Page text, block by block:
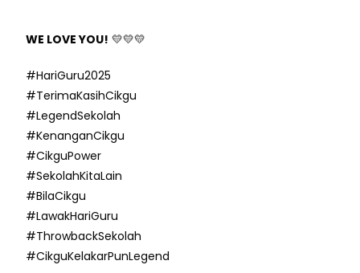
WE LOVE YOU! 💛💛💛
#HariGuru2025
#TerimaKasihCikgu
#LegendSekolah
#KenanganCikgu
#CikguPower
#SekolahKitaLain
#BilaCikgu
#LawakHariGuru
#ThrowbackSekolah
#CikguKelakarPunLegend